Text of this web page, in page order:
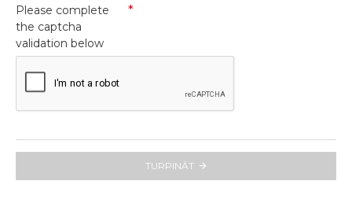
Please complete
the captcha
validation below
TURPINĀT